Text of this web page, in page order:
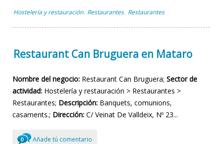
Hostelería y restauración , Restaurantes , Restaurantes
Restaurant Can Bruguera en Mataro
Nombre del negocio: Restaurant Can Bruguera; Sector de
actividad: Hostelería y restauración > Restaurantes >
Restaurantes; Descripción: Banquets, comunions,
casaments.; Dirección: C/ Veinat De Valldeix, Nº 23...
0 Añade tú comentario